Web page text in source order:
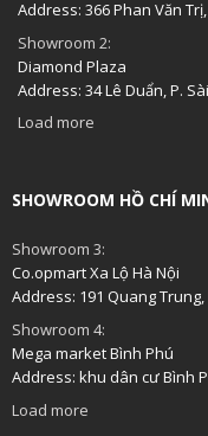
Address: 366 Phan Văn
Showroom 2:
Diamond Plaza
Address: 34 Lê Duẩn, P.
Load more
SHOWROOM HỒ CHÍ
Showroom 3:
Co.opmart Xa Lộ Hà Nội
Address: 191 Quang Trung,
Showroom 4:
Mega market Bình Phú
Address: khu dân cư Bình
Load more